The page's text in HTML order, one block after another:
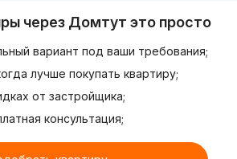
через Домтут это просто
вариант под ваши требования;
лучше покупать квартиру;
от застройщика;
консультация;